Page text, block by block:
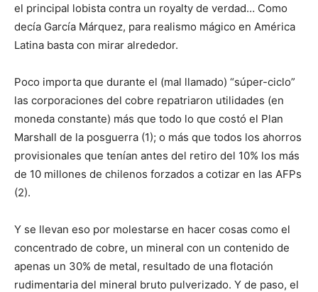
el principal lobista contra un royalty de verdad… Como
decía García Márquez, para realismo mágico en América
Latina basta con mirar alrededor.
Poco importa que durante el (mal llamado) “súper-ciclo”
las corporaciones del cobre repatriaron utilidades (en
moneda constante) más que todo lo que costó el Plan
Marshall de la posguerra (1); o más que todos los ahorros
provisionales que tenían antes del retiro del 10% los más
de 10 millones de chilenos forzados a cotizar en las AFPs
(2).
Y se llevan eso por molestarse en hacer cosas como el
concentrado de cobre, un mineral con un contenido de
apenas un 30% de metal, resultado de una flotación
rudimentaria del mineral bruto pulverizado. Y de paso, el